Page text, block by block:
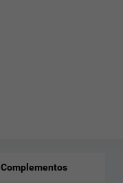
Complementos